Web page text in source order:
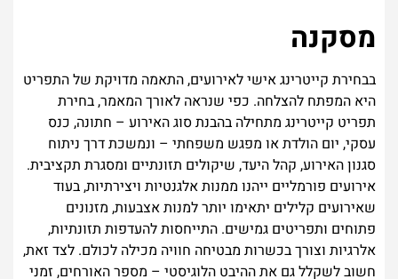
מסקנה
בבחירת קייטרינג אישי לאירועים, התאמה מדויקת של התפריט
היא המפתח להצלחה. כפי שנראה לאורך המאמר, בחירת
תפריט קייטרינג מתחילה בהבנת סוג האירוע – חתונה, כנס
עסקי, יום הולדת או מפגש משפחתי – ונמשכת דרך ניתוח
סגנון האירוע, קהל היעד, שיקולים תזונתיים ומסגרת תקציבית.
אירועים פורמליים ייהנו ממנות אלגנטיות ויצירתיות, בעוד
שאירועים קלילים יתאימו יותר למנות אצבעות, מזנונים
פתוחים ותפריטים גמישים. התייחסות להעדפות תזונתיות,
אלרגיות וצורך בכשרות מבטיחה חוויה מכילה לכולם. לצד זאת,
חשוב לשקלל גם את ההיבט הלוגיסטי – מספר האורחים, זמני